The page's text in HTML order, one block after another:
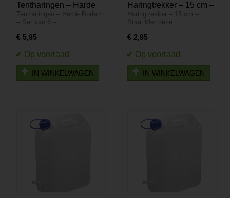
Tentharingen – Harde
Bodem – Set van 6 – 22
cm
Tentharingen – Harde Bodem
– Set van 6 –…
€ 5,95
IN WINKELWAGEN
Haringtrekker – 15 cm –
Staal
Haringtrekker – 15 cm –
Staal Met deze…
€ 2,95
IN WINKELWAGEN